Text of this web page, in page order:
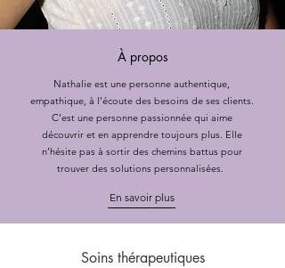
À propos
Nathalie est une personne authentique,
empathique, à l’écoute des besoins de ses clients.
C’est une personne passionnée qui aime
découvrir et en apprendre toujours plus. Elle
n’hésite pas à sortir des chemins battus pour
trouver des solutions personnalisées.
En savoir plus
Soins thérapeutiques